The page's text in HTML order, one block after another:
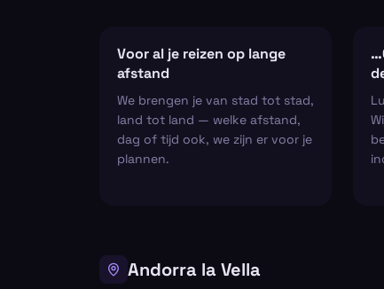
Voor al je reizen op lange
afstand
We brengen je van stad tot stad,
land tot land — welke afstand,
dag of tijd ook, we zijn er voor je
plannen.
Andorra la Vella